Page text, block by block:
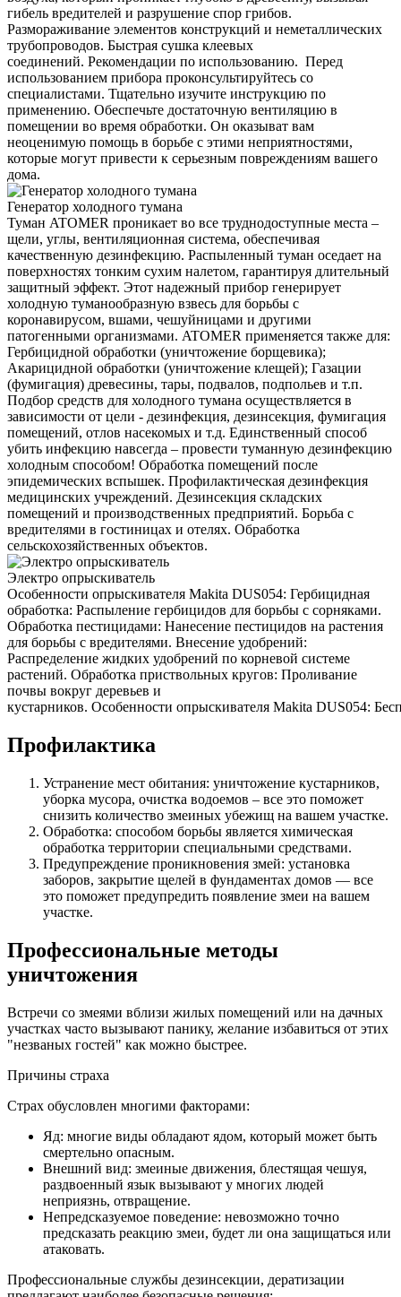
гибель вредителей и разрушение спор грибов.
Размораживание элементов конструкций и неметаллических
трубопроводов. Быстрая сушка клеевых
соединений. Рекомендации по использованию. Перед
использованием прибора проконсультируйтесь со
специалистами. Тщательно изучите инструкцию по
применению. Обеспечьте достаточную вентиляцию в
помещении во время обработки. Он оказыват вам
неоценимую помощь в борьбе с этими неприятностями,
которые могут привести к серьезным повреждениям вашего
дома.
Генератор холодного тумана
Туман ATOMER проникает во все труднодоступные места –
щели, углы, вентиляционная система, обеспечивая
качественную дезинфекцию. Распыленный туман оседает на
поверхностях тонким сухим налетом, гарантируя длительный
защитный эффект. Этот надежный прибор генерирует
холодную туманообразную взвесь для борьбы с
коронавирусом, вшами, чешуйницами и другими
патогенными организмами. ATOMER применяется также для:
Гербицидной обработки (уничтожение борщевика);
Акарицидной обработки (уничтожение клещей); Газации
(фумигация) древесины, тары, подвалов, подпольев и т.п.
Подбор средств для холодного тумана осуществляется в
зависимости от цели - дезинфекция, дезинсекция, фумигация
помещений, отлов насекомых и т.д. Единственный способ
убить инфекцию навсегда – провести туманную дезинфекцию
холодным способом! Обработка помещений после
эпидемических вспышек. Профилактическая дезинфекция
медицинских учреждений. Дезинсекция складских
помещений и производственных предприятий. Борьба с
вредителями в гостиницах и отелях. Обработка
сельскохозяйственных объектов.
Электро опрыскиватель
Особенности опрыскивателя Makita DUS054: Гербицидная
обработка: Распыление гербицидов для борьбы с сорняками.
Обработка пестицидами: Нанесение пестицидов на растения
для борьбы с вредителями. Внесение удобрений:
Распределение жидких удобрений по корневой системе
растений. Обработка приствольных кругов: Проливание
почвы вокруг деревьев и
кустарников. Особенности опрыскивателя Makita DUS054:
Профилактика
Устранение мест обитания: уничтожение кустарников,
уборка мусора, очистка водоемов – все это поможет
снизить количество змеиных убежищ на вашем участке.
Обработка: способом борьбы является химическая
обработка территории специальными средствами.
Предупреждение проникновения змей: установка
заборов, закрытие щелей в фундаментах домов — все
это поможет предупредить появление змеи на вашем
участке.
Профессиональные методы
уничтожения
Встречи со змеями вблизи жилых помещений или на дачных
участках часто вызывают панику, желание избавиться от этих
"незваных гостей" как можно быстрее.
Причины страха
Страх обусловлен многими факторами:
Яд: многие виды обладают ядом, который может быть
смертельно опасным.
Внешний вид: змеиные движения, блестящая чешуя,
раздвоенный язык вызывают у многих людей
неприязнь, отвращение.
Непредсказуемое поведение: невозможно точно
предсказать реакцию змеи, будет ли она защищаться или
атаковать.
Профессиональные службы дезинсекции, дератизации